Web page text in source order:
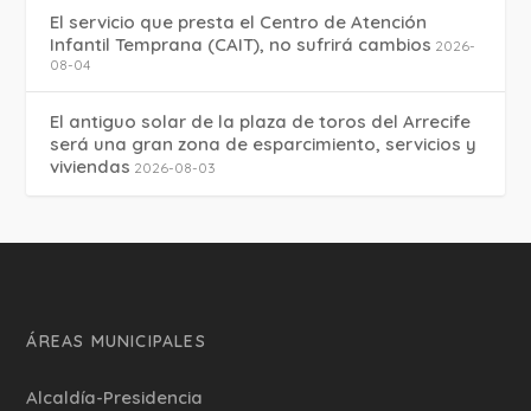
El servicio que presta el Centro de Atención
Infantil Temprana (CAIT), no sufrirá cambios 2026-
08-04
El antiguo solar de la plaza de toros del Arrecife
será una gran zona de esparcimiento, servicios y
viviendas 2026-08-03
ÁREAS MUNICIPALES
Alcaldía-Presidencia